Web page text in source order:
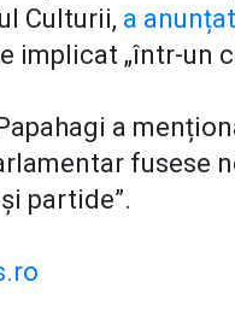
Culturii, a
implicat „într-un
a
fusese
partide”.